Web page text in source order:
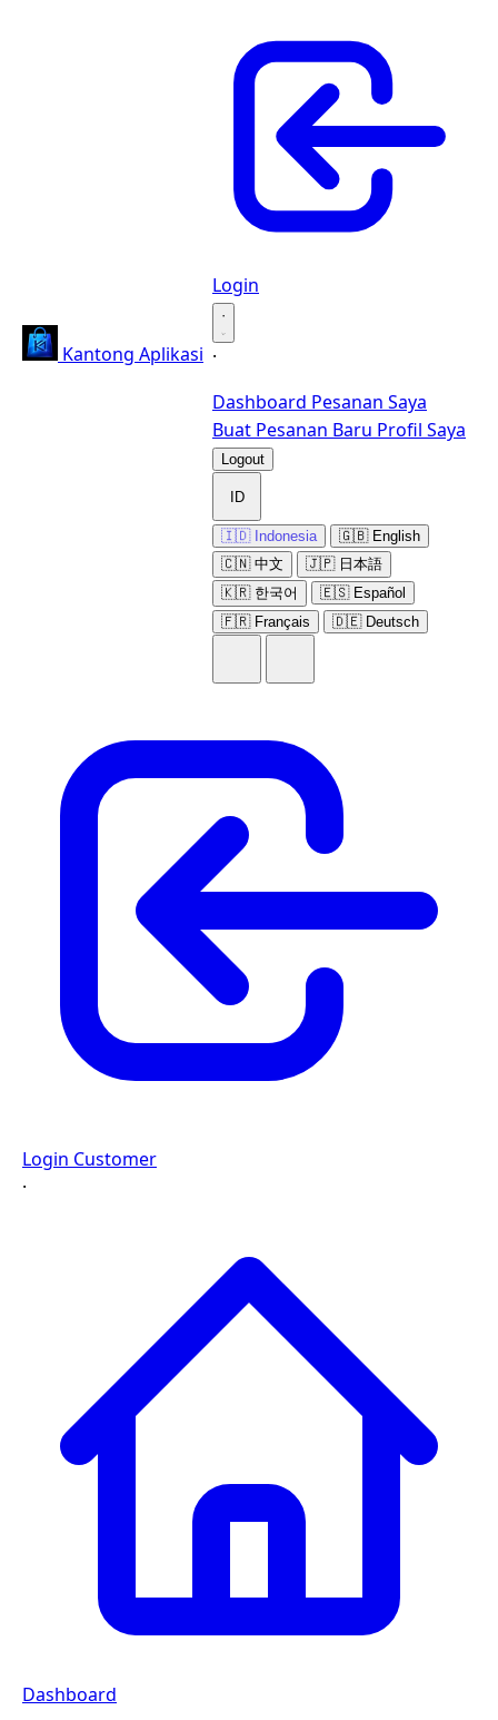
Kantong Aplikasi
Login
·
·
Dashboard Pesanan Saya
Buat Pesanan Baru Profil Saya
Logout
ID
🇮🇩 Indonesia
🇬🇧 English
🇨🇳 中文
🇯🇵 日本語
🇰🇷 한국어
🇪🇸 Español
🇫🇷 Français
🇩🇪 Deutsch
Login Customer
·
Dashboard